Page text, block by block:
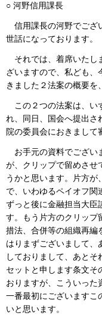
○ 河野信用課長
信用課長の河野でござ
世話になっております。
それでは、着席いたし
ざいますので、私ども、
きました２法案の概要を
この２つの法案は、い
れ、同日、国会へ提出さ
院の委員会におきまして
お手元の資料でござい
が、クリップで留めさせ
うかと思います。片方が
で、いわゆるペイオフ関
ずっと後に金融担当大臣
す。もう片方のクリップ
措法、合併等の組織再編
はりまずございまして、
しておりまして、あと
セットと申します条文そ
おりますが、こういった
一番最初にございますこ
いと思います。